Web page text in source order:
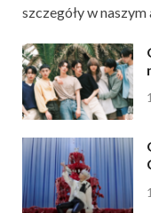
szczegóły w naszym